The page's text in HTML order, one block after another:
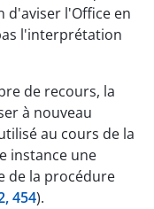
d'aviser l'Office en
l'interprétation
de recours, la
à nouveau
au cours de la
instance une
de la procédure
454).